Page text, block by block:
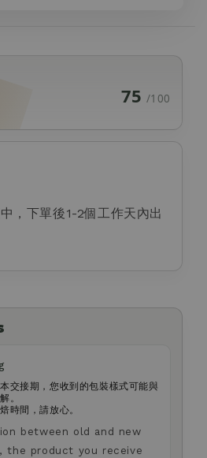
75 /100
，下單後1-2個工作天內出
交接期，您收到的包裝樣式可能與
。
時間，請放心。
between old and new
the product you receive